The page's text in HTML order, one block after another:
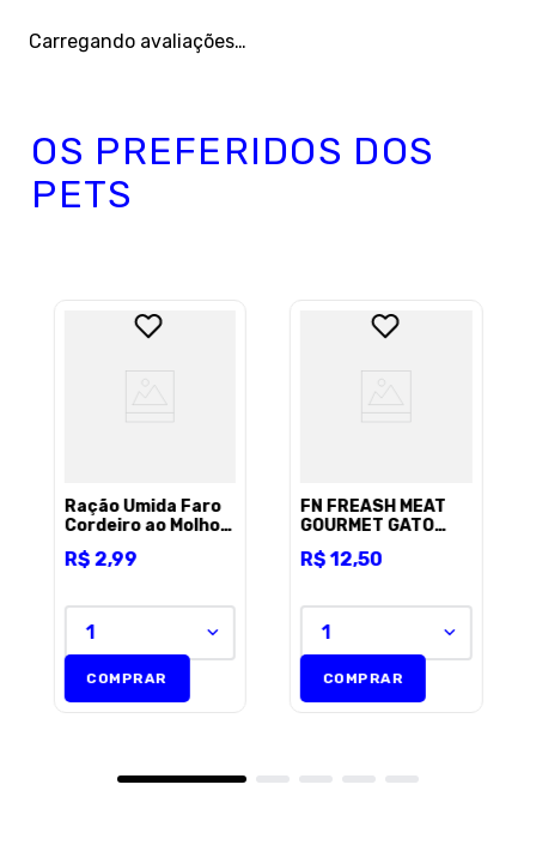
Carregando avaliações…
OS PREFERIDOS DOS
PETS
Ração Úmida Faro
Cordeiro ao Molho
85g
R$ 2,99
1
COMPRAR
FN FREASH MEAT
GOURMET GATO
10230910000078)
R$ 12,50
1
COMPRAR